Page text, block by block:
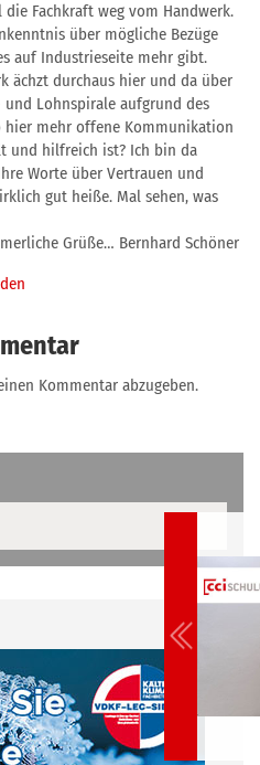
Fachkraft weg vom Handwerk.
über mögliche Bezüge
auf Industrieseite mehr gibt.
ächzt durchaus hier und da über
Lohnspirale aufgrund des
hier mehr offene Kommunikation
und hilfreich ist? Ich bin da
Worte über Vertrauen und
gut heiße. Mal sehen, was
Grüße… Bernhard Schöner
Kommentar abzugeben.